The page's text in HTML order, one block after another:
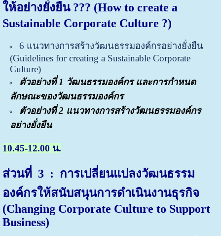
ให้อย่างยั่งยืน ??? (How to create a
Sustainable Corporate Culture ?)
6 แนวทางการสร้างวัฒนธรรมองค์กรอย่างยั่งยืน
(Guidelines for creating a Sustainable Corporate
Culture)
ตัวอย่างที่ 1 วัฒนธรรมองค์กร และการกำหนด
ลักษณะของวัฒนธรรมองค์กร
ตัวอย่างที่ 2 แนวทางการสร้างวัฒนธรรมองค์กร
อย่างยั่งยืน
10.45-12.00 น.
ส่วนที่ 3: การเปลี่ยนแปลงวัฒนธรรม
องค์กรให้สนับสนุนการดำเนินงานธุรกิจ
(Changing Corporate Culture to Support
Business)